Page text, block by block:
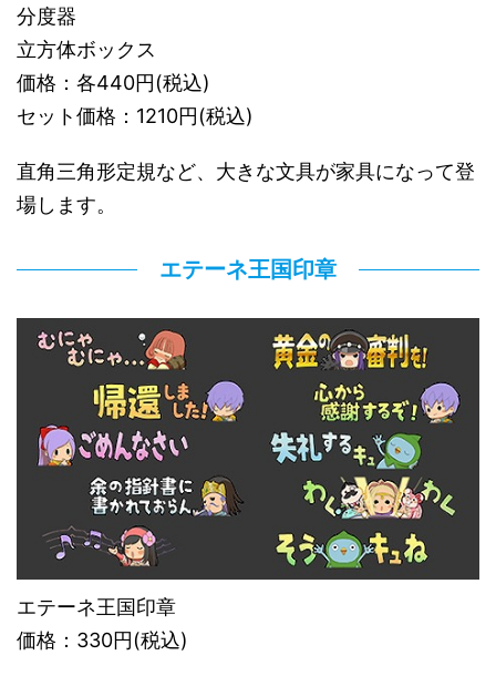
分度器
立方体ボックス
価格：各440円(税込)
セット価格：1210円(税込)
直角三角形定規など、大きな文具が家具になって登
場します。
エテーネ王国印章
エテーネ王国印章
価格：330円(税込)